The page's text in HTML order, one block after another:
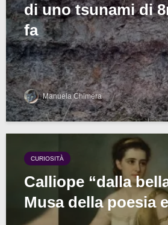
di uno tsunami di
fa
Manuela Chimera
CURIOSITÀ
Calliope “dalla
Musa della poesia